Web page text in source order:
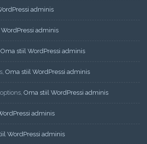
adminis
adminis
Oma stiil WordPressi adminis
Oma stiil WordPressi adminis
Oma stiil WordPressi adminis
adminis
WordPressi adminis